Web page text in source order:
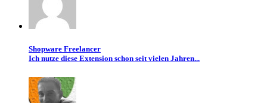
Shopware Freelancer
Ich nutze diese Extension schon seit vielen Jahren...